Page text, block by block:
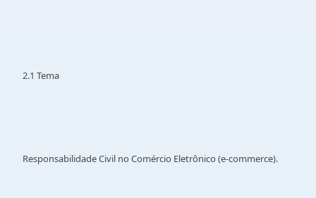
2.1 Tema
Responsabilidade Civil no Comércio Eletrônico (e-commerce).